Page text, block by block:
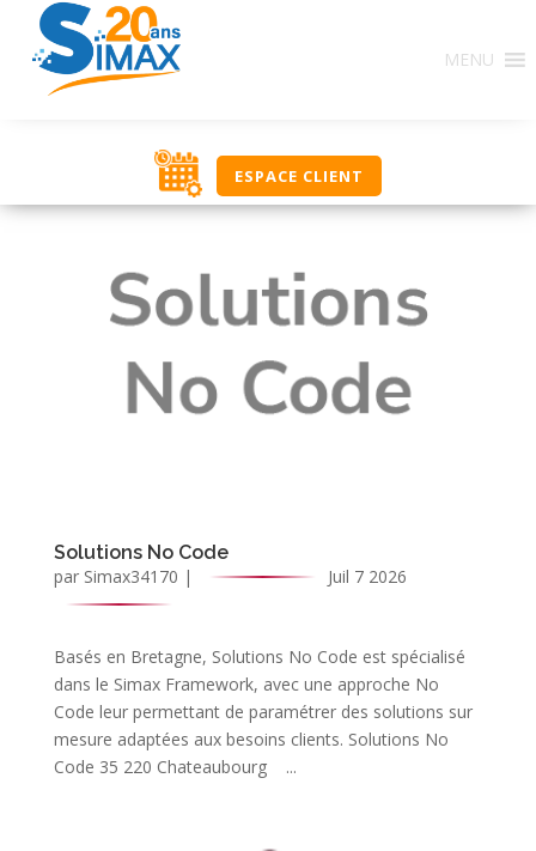
MENU
ESPACE CLIENT
Solutions No Code
par Simax34170 | Juil 7 2026
Basés en Bretagne, Solutions No Code est spécialisé
dans le Simax Framework, avec une approche No
Code leur permettant de paramétrer des solutions sur
mesure adaptées aux besoins clients. Solutions No
Code 35 220 Chateaubourg ...